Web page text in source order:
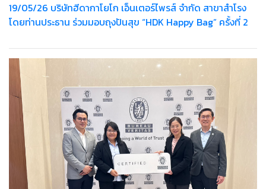
19/05/26 บริษัทฮีดากาโยโก เอ็นเตอร์ไพรส์ จำกัด สาขาสำโรง
โดยท่านประธาน ร่วมมอบถุงปันสุข “HDK Happy Bag” ครั้งที่ 2